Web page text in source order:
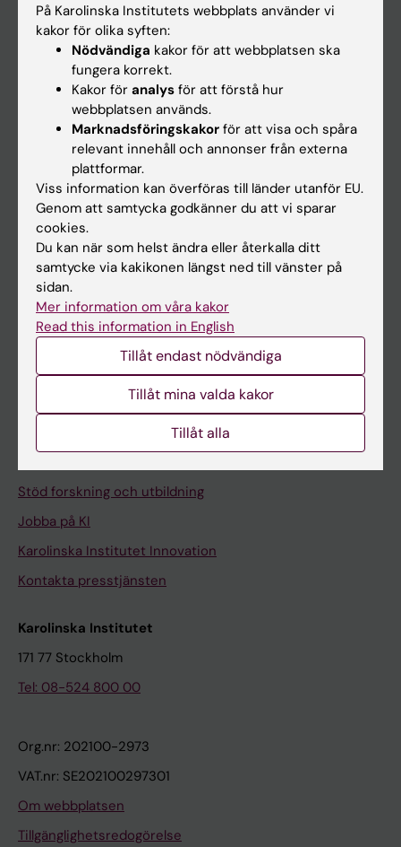
På gång
Nyheter
Kalender
Schema
Studentmejlen
Kurs- och programwebbar
Student på KI
Medarbetarportalen
Stöd forskning och utbildning
Jobba på KI
Karolinska Institutet Innovation
Kontakta presstjänsten
Karolinska Institutet
171 77 Stockholm
Tel: 08-524 800 00
Org.nr: 202100-2973
VAT.nr: SE202100297301
Om webbplatsen
Tillgänglighetsredogörelse
På Karolinska Institutets webbplats använder vi
kakor för olika syften:
Nödvändiga kakor för att webbplatsen ska
fungera korrekt.
Kakor för analys för att förstå hur
webbplatsen används.
Marknadsföringskakor för att visa och spåra
relevant innehåll och annonser från externa
plattformar.
Viss information kan överföras till länder utanför EU.
Genom att samtycka godkänner du att vi sparar
cookies.
Du kan när som helst ändra eller återkalla ditt
samtycke via kakikonen längst ned till vänster på
sidan.
Mer information om våra kakor
Read this information in English
Tillåt endast nödvändiga
Tillåt mina valda kakor
Tillåt alla